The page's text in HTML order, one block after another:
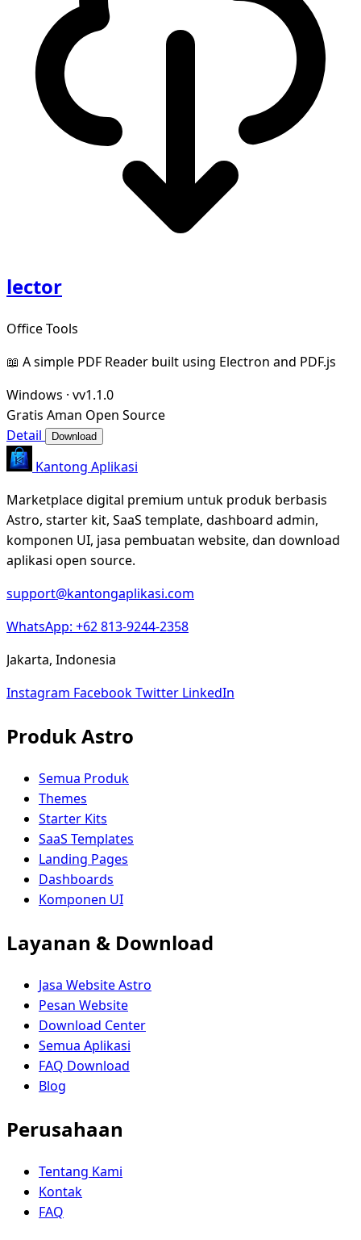
lector
Office Tools
📖 A simple PDF Reader built using Electron and PDF.js
Windows · vv1.1.0
Gratis Aman Open Source
Detail
Download
Kantong Aplikasi
Marketplace digital premium untuk produk berbasis
Astro, starter kit, SaaS template, dashboard admin,
komponen UI, jasa pembuatan website, dan download
aplikasi open source.
support@kantongaplikasi.com
WhatsApp: +62 813-9244-2358
Jakarta, Indonesia
Instagram FacebookTwitter LinkedIn
Produk Astro
Semua Produk
Themes
Starter Kits
SaaS Templates
Landing Pages
Dashboards
Komponen UI
Layanan & Download
Jasa Website Astro
Pesan Website
Download Center
Semua Aplikasi
FAQ Download
Blog
Perusahaan
Tentang Kami
Kontak
FAQ